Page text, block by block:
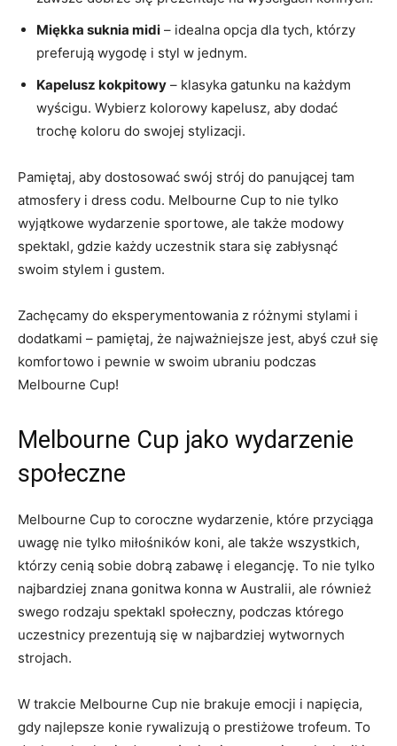
Miękka ‌suknia midi – idealna opcja dla tych, którzy
preferują wygodę i styl w jednym.
Kapelusz kokpitowy – klasyka gatunku na każdym
wyścigu. Wybierz kolorowy kapelusz, aby dodać⁢
trochę koloru do swojej stylizacji.
Pamiętaj, aby dostosować ⁤swój strój do panującej tam
atmosfery i dress codu. Melbourne Cup⁢ to nie tylko‍
wyjątkowe wydarzenie ​sportowe, ale także modowy
spektakl, gdzie każdy uczestnik stara się zabłysnąć
swoim stylem i gustem.
Zachęcamy ⁤do ⁤eksperymentowania z różnymi stylami ‍i​
dodatkami – pamiętaj, że najważniejsze jest, abyś czuł się
komfortowo i​ pewnie w swoim ubraniu podczas
Melbourne Cup!
Melbourne Cup jako wydarzenie ​
społeczne
Melbourne⁣ Cup to coroczne wydarzenie, które przyciąga
⁣uwagę‌ nie ⁢tylko miłośników koni, ⁤ale także wszystkich,
którzy cenią sobie dobrą⁣ zabawę ​i elegancję. To nie tylko
najbardziej znana gonitwa ‌konna w Australii, ⁤ale również
swego rodzaju spektakl społeczny, podczas ⁤którego
uczestnicy prezentują‍ się ⁣w najbardziej wytwornych
‌strojach.
W⁢ trakcie Melbourne Cup nie brakuje emocji i napięcia,
gdy najlepsze konie rywalizują‍ o prestiżowe trofeum. ‍To